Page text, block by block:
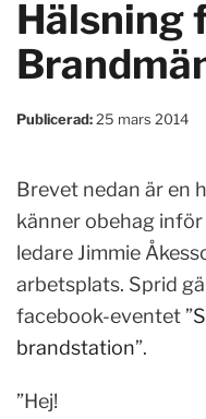
Hälsning
Publicerad: 25 mars 2014
Brevet nedan är en
känner obehag
ledare Jimmie
arbetsplats. Sprid
facebook-eventet ”
brandstation”.
”Hej!